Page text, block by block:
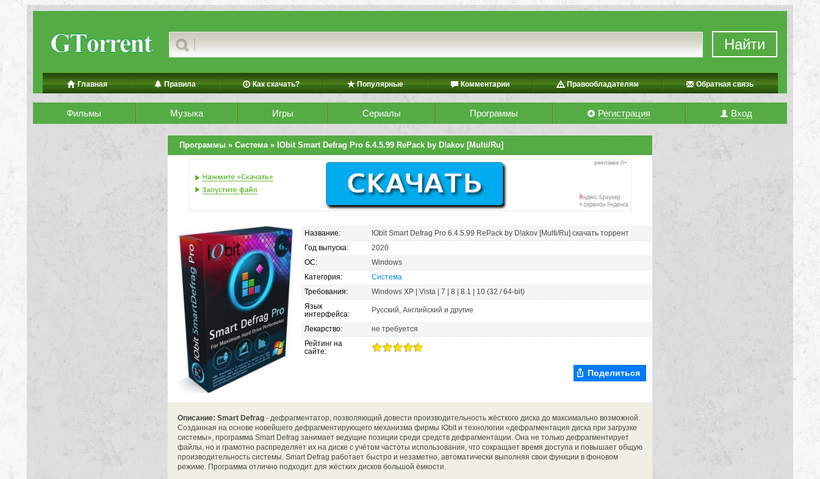
Найти
Главная Правила Как скачать? Популярные Комментарии Правообладателям Обратная связь
Фильмы Музыка Игры Сериалы Программы Регистрация Вход
Программы » Система» IObit Smart Defrag Pro 6.4.5.99 RePack by D!akov [Multi/Ru]
Название:
IObit Smart Defrag Pro 6.4.5.99 RePack by D!akov [Multi/Ru] скачать торрент
Год выпуска:
2020
ОС:
Windows
Категория:
Система
Требования:
Windows XP | Vista | 7 | 8 | 8.1 | 10 (32 / 64-bit)
Язык
интерфейса:
Русский, Английский и другие
Лекарство:
не требуется
Рейтинг на
сайте:
Поделиться
Описание: Smart Defrag - дефрагментатор, позволяющий довести производительность жёсткого диска до максимально возможной.
Созданная на основе новейшего дефрагментирующего механизма фирмы IObit и технологии «дефрагментация диска при загрузке
системы», программа Smart Defrag занимает ведущие позиции среди средств дефрагментации. Она не только дефрагментирует
файлы, но и грамотно распределяет их на диске с учётом частоты использования, что сокращает время доступа и повышает общую
производительность системы. Smart Defrag работает быстро и незаметно, автоматически выполняя свои функции в фоновом
режиме. Программа отлично подходит для жёстких дисков большой ёмкости.